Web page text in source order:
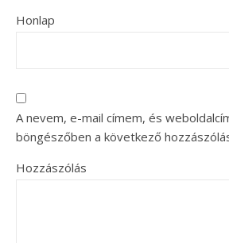
Honlap
A nevem, e-mail címem, és
böngészőben a következő
Hozzászólás